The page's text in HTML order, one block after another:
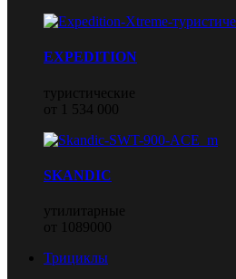
EXPEDITION
туристические
от 1 534 000
SKANDIC
утилитарные
от 1089000
Трициклы